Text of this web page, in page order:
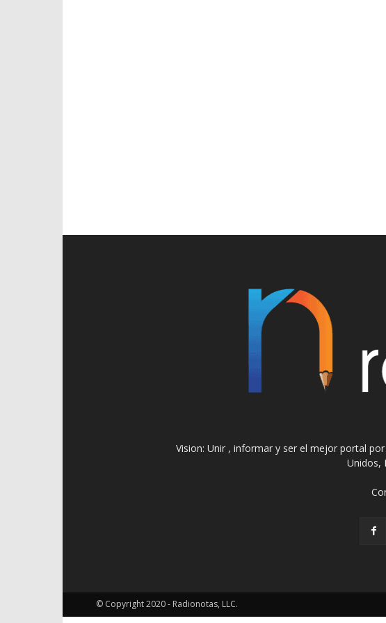
Vision: Unir , informar y ser el mejor portal
Unidos,
© Copyright 2020 - Radionotas, LLC.